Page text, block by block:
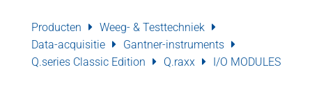
Producten
Weeg- & Testtechniek
Data-acquisitie
Gantner-instruments
Q.series Classic Edition
Q.raxx I/O MODULES